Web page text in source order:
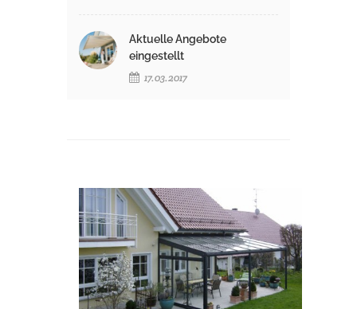
Aktuelle Angebote
eingestellt
17.03.2017